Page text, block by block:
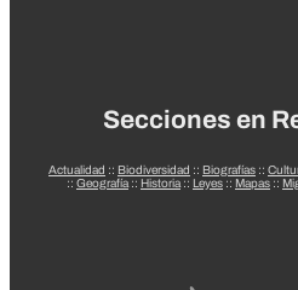
Secciones en
Actualidad :: Biodiversidad :: Biografías ::
:: Geografía:: Historia:: Leyes :: Mapas ::